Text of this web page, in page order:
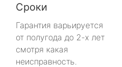
Сроки
Гарантия варьируется
от полугода до 2-х лет
смотря какая
неисправность.